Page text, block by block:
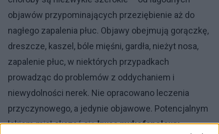
objawów przypominających przeziębienie aż do
nagłego zapalenia płuc. Objawy obejmują gorączkę,
dreszcze, kaszel, bóle mięśni, gardła, nieżyt nosa,
zapalenie płuc, w niektórych przypadkach
prowadząc do problemów z oddychaniem i
niewydolności nerek. Nie opracowano leczenia
przyczynowego, a jedynie objawowe. Potencjalnym
lekiem miał okazać siękwas mykofenolowy.